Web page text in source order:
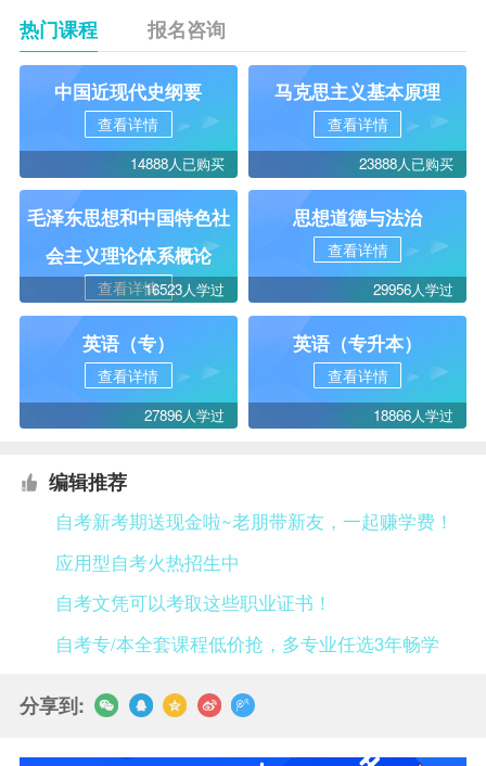
热门课程 报名咨询
中国近现代史纲要
查看详情
14888人已购买
马克思主义基本原理
查看详情
23888人已购买
毛泽东思想和中国特色社
会主义理论体系概论
查看详情16523人学过
思想道德与法治
查看详情
29956人学过
英语（专）
查看详情
27896人学过
英语（专升本）
查看详情
18866人学过
编辑推荐
自考新考期送现金啦~老朋带新友，一起赚学费！
应用型自考火热招生中
自考文凭可以考取这些职业证书！
自考专/本全套课程低价抢，多专业任选3年畅学
分享到: